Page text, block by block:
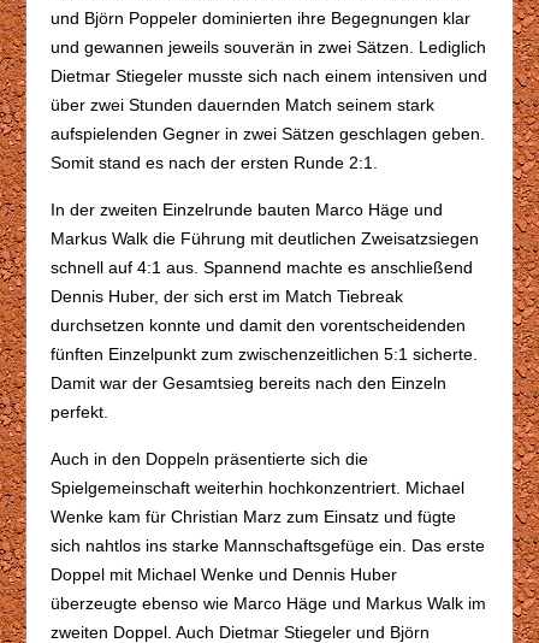
und Björn Poppeler dominierten ihre Begegnungen klar
und gewannen jeweils souverän in zwei Sätzen. Lediglich
Dietmar Stiegeler musste sich nach einem intensiven und
über zwei Stunden dauernden Match seinem stark
aufspielenden Gegner in zwei Sätzen geschlagen geben.
Somit stand es nach der ersten Runde 2:1.
In der zweiten Einzelrunde bauten Marco Häge und
Markus Walk die Führung mit deutlichen Zweisatzsiegen
schnell auf 4:1 aus. Spannend machte es anschließend
Dennis Huber, der sich erst im Match Tiebreak
durchsetzen konnte und damit den vorentscheidenden
fünften Einzelpunkt zum zwischenzeitlichen 5:1 sicherte.
Damit war der Gesamtsieg bereits nach den Einzeln
perfekt.
Auch in den Doppeln präsentierte sich die
Spielgemeinschaft weiterhin hochkonzentriert. Michael
Wenke kam für Christian Marz zum Einsatz und fügte
sich nahtlos ins starke Mannschaftsgefüge ein. Das erste
Doppel mit Michael Wenke und Dennis Huber
überzeugte ebenso wie Marco Häge und Markus Walk im
zweiten Doppel. Auch Dietmar Stiegeler und Björn